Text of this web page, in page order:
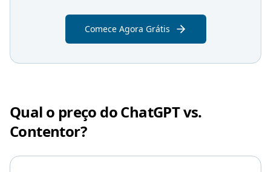
Comece Agora Grátis
Qual o preço do ChatGPT vs.
Contentor?